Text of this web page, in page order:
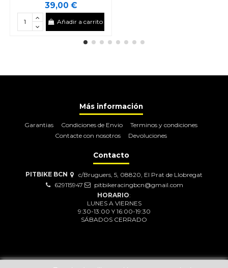
39,00 €
Añadir a carrito
Más información
Garantias Condiciones de Envio
Terminos y condiciones
Contacte con nosotros
Devoluciones
Contacto
PITBIKE BCN
c/Bruguers, 5, 08820, El Prat de Llobregat
629115947
pitbikeracingbcn@gmail.com
HORARIO:
LUNES A VIERNES
9:30-13:00 Y 16:00-19:30
SÁBADOS CERRADO